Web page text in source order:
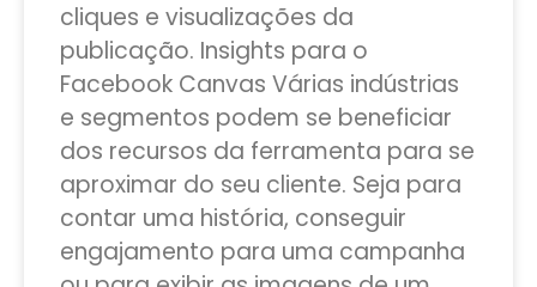
cliques e visualizações da
publicação. Insights para o
Facebook Canvas Várias indústrias
e segmentos podem se beneficiar
dos recursos da ferramenta para se
aproximar do seu cliente. Seja para
contar uma história, conseguir
engajamento para uma campanha